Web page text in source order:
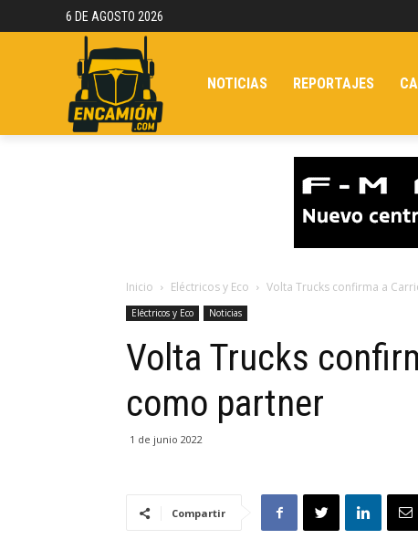
6 DE AGOSTO 2026
NOTICIAS REPORTAJES
Inicio Eléctricos y Eco Volta Trucks confirma a
Eléctricos y Eco Noticias
Volta Trucks
como partner
1 de junio 2022
Compartir